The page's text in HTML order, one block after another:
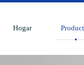
Hogar